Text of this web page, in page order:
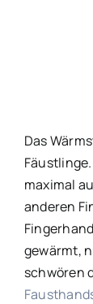
Das
maximal
anderen
gewärmt,
schwören